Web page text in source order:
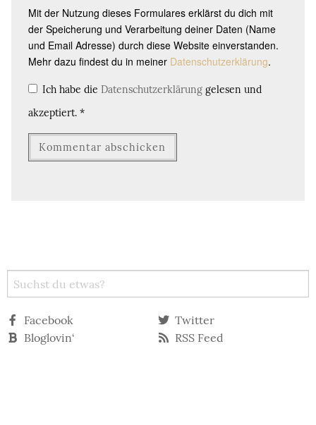
Mit der Nutzung dieses Formulares erklärst du dich mit
der Speicherung und Verarbeitung deiner Daten (Name
und Email Adresse) durch diese Website einverstanden.
Mehr dazu findest du in meiner Datenschutzerklärung.
Ich habe die Datenschutzerklärung gelesen und
akzeptiert. *
Facebook
Twitter
Bloglovin‘
RSS Feed